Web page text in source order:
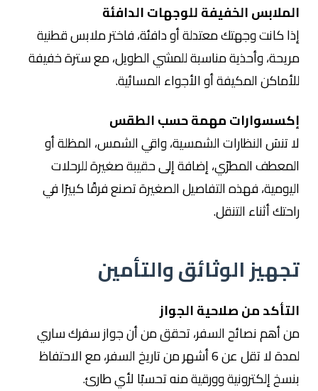
الملابس الخفيفة للوجهات الدافئة
إذا كانت وجهتك معتدلة أو دافئة، فاختر ملابس قطنية
مريحة، وأحذية مناسبة للمشي الطويل، مع سترة خفيفة
للأماكن المكيفة أو الأجواء المسائية.
إكسسوارات مهمة حسب الطقس
لا تنسَ النظارات الشمسية، واقي الشمس، المظلة أو
المعطف المطرّي، إضافة إلى حقيبة صغيرة للرحلات
اليومية، فهذه التفاصيل الصغيرة تصنع فرقًا كبيرًا في
راحتك أثناء التنقل.
تجهيز الوثائق والتأمين
التأكد من صلاحية الجواز
من أهم نصائح السفر، تحقق من أن جواز سفرك ساري
لمدة لا تقل عن 6 أشهر من تاريخ السفر، مع الاحتفاظ
بنسخ إلكترونية وورقية منه تحسبًا لأي طارئ.